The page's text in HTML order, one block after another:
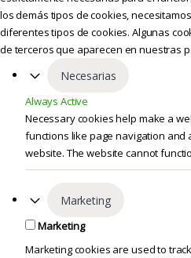
los demás tipos de cookies,
diferentes tipos de cookies. Algunas
de terceros que aparecen en nuestras
Necesarias
Always Active
Necessary cookies help make a
functions like page navigation and
website. The website cannot
Marketing
Marketing
Marketing cookies are used to